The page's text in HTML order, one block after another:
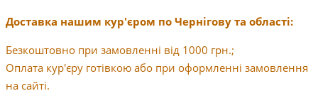
Доставка нашим кур'єром по Чернігову та області:
Безкоштовно при замовленні від 1000 грн.;
Оплата кур'єру готівкою або при оформленні замовлення
на сайті.